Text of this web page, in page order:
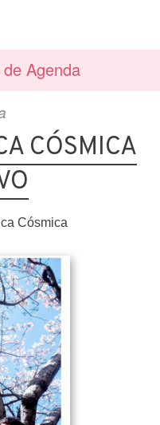
Agenda
CÓSMICA
Cósmica